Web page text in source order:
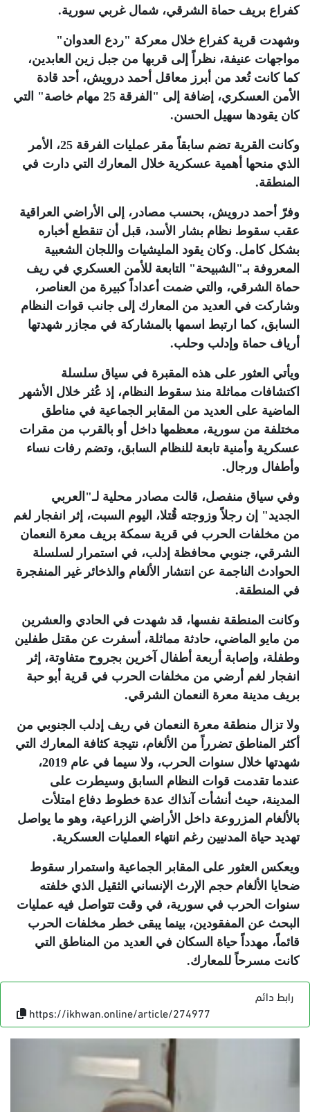
كفراع بريف حماة الشرقي، شمال غربي سورية.
وشهدت قرية كفراع خلال معركة "ردع العدوان"
مواجهات عنيفة، نظراً إلى قربها من جبل زين العابدين،
كما كانت تُعد من أبرز معاقل أحمد درويش، أحد قادة
الأمن العسكري، إضافة إلى "الفرقة 25 مهام خاصة" التي
كان يقودها سهيل الحسن.
وكانت القرية تضم سابقاً مقر عمليات الفرقة 25، الأمر
الذي منحها أهمية عسكرية خلال المعارك التي دارت في
المنطقة.
وفرّ أحمد درويش، بحسب مصادر، إلى الأراضي العراقية
عقب سقوط نظام بشار الأسد، قبل أن تنقطع أخباره
بشكل كامل. وكان يقود المليشيات واللجان الشعبية
المعروفة بـ"الشبيحة" التابعة للأمن العسكري في ريف
حماة الشرقي، والتي ضمت أعداداً كبيرة من العناصر،
وشاركت في العديد من المعارك إلى جانب قوات النظام
السابق، كما ارتبط اسمها بالمشاركة في مجازر شهدتها
أرياف حماة وإدلب وحلب.
ويأتي العثور على هذه المقبرة في سياق سلسلة
اكتشافات مماثلة منذ سقوط النظام، إذ عُثر خلال الأشهر
الماضية على العديد من المقابر الجماعية في مناطق
مختلفة من سورية، معظمها داخل أو بالقرب من مقرات
عسكرية وأمنية تابعة للنظام السابق، وتضم رفات نساء
وأطفال ورجال.
وفي سياق منفصل، قالت مصادر محلية لـ"العربي
الجديد" إن رجلاً وزوجته قُتلا، اليوم السبت، إثر انفجار لغم
من مخلفات الحرب في قرية سمكة بريف معرة النعمان
الشرقي، جنوبي محافظة إدلب، في استمرار لسلسلة
الحوادث الناجمة عن انتشار الألغام والذخائر غير المنفجرة
في المنطقة.
وكانت المنطقة نفسها، قد شهدت في الحادي والعشرين
من مايو الماضي، حادثة مماثلة، أسفرت عن مقتل طفلين
وطفلة، وإصابة أربعة أطفال آخرين بجروح متفاوتة، إثر
انفجار لغم أرضي من مخلفات الحرب في قرية أبو حبة
بريف مدينة معرة النعمان الشرقي.
ولا تزال منطقة معرة النعمان في ريف إدلب الجنوبي من
أكثر المناطق تضرراً من الألغام، نتيجة كثافة المعارك التي
شهدتها خلال سنوات الحرب، ولا سيما في عام 2019،
عندما تقدمت قوات النظام السابق وسيطرت على
المدينة، حيث أنشأت آنذاك عدة خطوط دفاع امتلأت
بالألغام المزروعة داخل الأراضي الزراعية، وهو ما يواصل
تهديد حياة المدنيين رغم انتهاء العمليات العسكرية.
ويعكس العثور على المقابر الجماعية واستمرار سقوط
ضحايا الألغام حجم الإرث الإنساني الثقيل الذي خلفته
سنوات الحرب في سورية، في وقت تتواصل فيه عمليات
البحث عن المفقودين، بينما يبقى خطر مخلفات الحرب
قائماً، مهدداً حياة السكان في العديد من المناطق التي
كانت مسرحاً للمعارك.
رابط دائم
https://ikhwan.online/article/274977